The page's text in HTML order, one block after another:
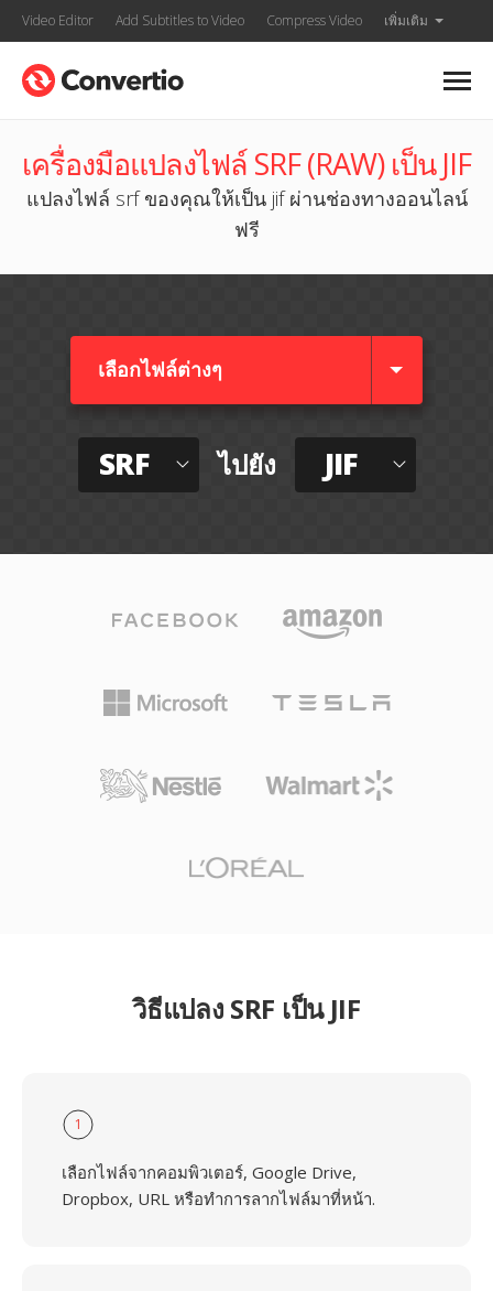
Video Editor Add Subtitles to Video Compress Video เพิ่มเติม
เครื่องมือแปลงไฟล์ SRF (RAW) เป็น JIF
แปลงไฟล์ srf ของคุณให้เป็น jif ผ่านช่องทางออนไลน์
ฟรี
เลือกไฟล์ต่างๆ​
SRF ไปยัง JIF
วิธีแปลง SRF เป็น JIF
1
เลือกไฟล์จากคอมพิวเตอร์, Google Drive,
Dropbox, URL หรือทำการลากไฟล์มาที่หน้า.